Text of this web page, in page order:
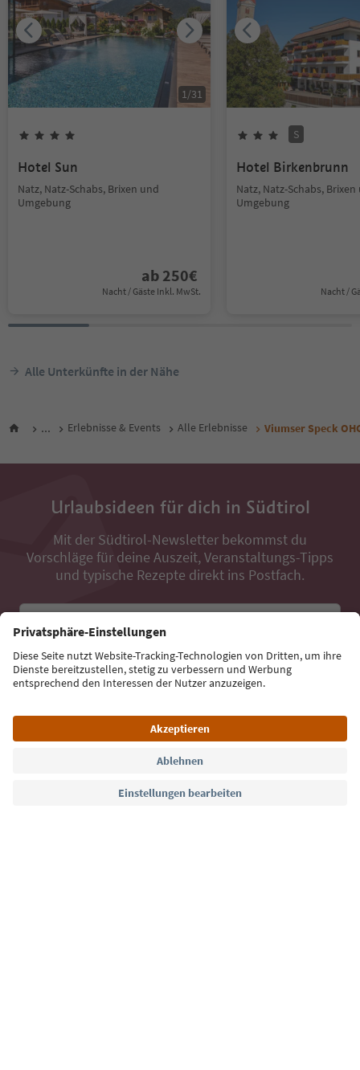
1/31
Hotel Sun
Natz, Natz-Schabs, Brixen und
Umgebung
ab 250€
Nacht / Gäste Inkl. MwSt.
S
Hotel Birkenbrunn
Natz, Natz-Schabs,
Umgebung
Nacht /
Alle Unterkünfte in der Nähe
... Erlebnisse & Events Alle Erlebnisse Viumser Speck
Urlaubsideen für dich in Südtirol
Mit der Südtirol-Newsletter bekommst du
Vorschläge für deine Auszeit, Veranstaltungs-Tipps
und typische Rezepte direkt ins Postfach.
Jetzt anmelden